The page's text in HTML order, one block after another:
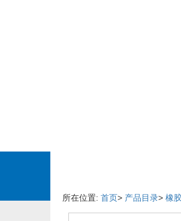
所在位置: 首页> 产品目录> 橡